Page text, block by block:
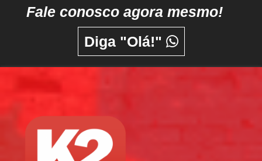
Fale conosco agora mesmo!
Diga "Olá!"